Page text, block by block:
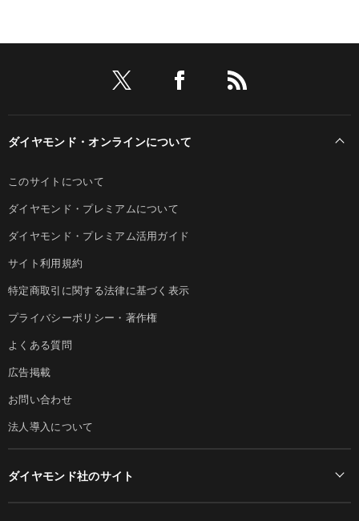
ダイヤモンド・オンラインについて
このサイトについて
ダイヤモンド・プレミアムについて
ダイヤモンド・プレミアム活用ガイド
サイト利用規約
特定商取引に関する法律に基づく表示
プライバシーポリシー・著作権
よくある質問
広告掲載
お問い合わせ
法人導入について
ダイヤモンド社のサイト